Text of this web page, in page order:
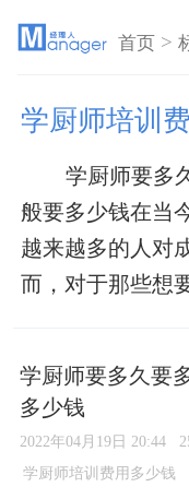
首页 >
学厨师培训
学厨师要多
般要多少钱在当
越来越多的人对
而，对于那些想
学厨师要多久要
多少钱
2022年04月19日 20:44
学厨师培训费用多少钱